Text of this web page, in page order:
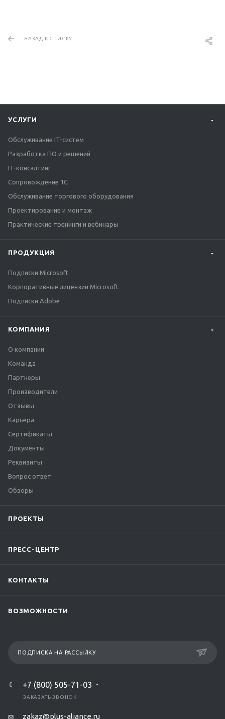
НАЗАД К СПИСКУ
УСЛУГИ
Обслуживание IT-систем
Разработка ПО и решений
IT-консалтинг
Сопровождение 1С
Обслуживание торгового оборудования
Проектирование и монтаж
Практические тренинги и вебинары
ПРОДУКЦИЯ
Подписки Microsoft
Корпоративные лицензии Microsoft
Подписки Adobe
КОМПАНИЯ
О компании
Команда
Партнеры
Производители
Отзывы
Карьера
Сертификаты
Документы
Реквизиты
Вопрос ответ
Обзоры
ПРОЕКТЫ
ПРЕСС-ЦЕНТР
КОНТАКТЫ
ВОЗМОЖНОСТИ
ПОДПИСКА НА РАССЫЛКУ
+7 (800) 505-71-03
ЗАКАЗАТЬ ЗВОНОК
zakaz@plus-aliance.ru